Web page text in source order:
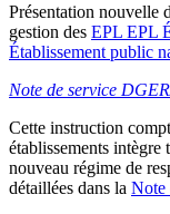
Présentation nouvelle
gestion des EPL EPL
Établissement public
Note de service
Cette instruction
établissements intègre
nouveau régime de
détaillées dans la Note